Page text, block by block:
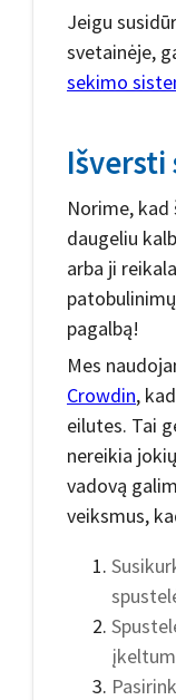
Jeigu
svetainėje,
sekimo
Išversti
Norime, kad
daugeliu
arba ji
pagalbą!
Mes
Crowdin,
eilutes. Tai
nereikia
vadovą
veiksmus,